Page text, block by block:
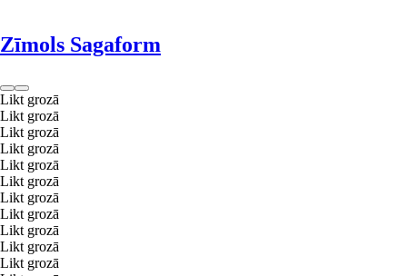
Zīmols Sagaform
Likt grozā
Likt grozā
Likt grozā
Likt grozā
Likt grozā
Likt grozā
Likt grozā
Likt grozā
Likt grozā
Likt grozā
Likt grozā